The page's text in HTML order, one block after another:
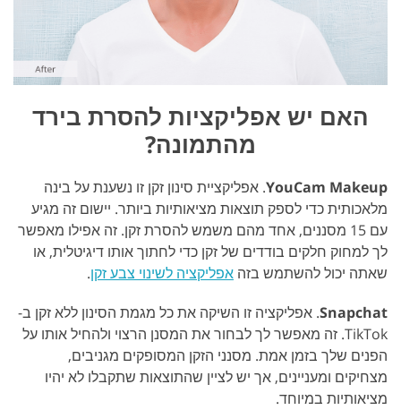
האם יש אפליקציות להסרת בירד
מהתמונה?
YouCam Makeup. אפליקציית סינון זקן זו נשענת על בינה
מלאכותית כדי לספק תוצאות מציאותיות ביותר. יישום זה מגיע
עם 15 מסננים, אחד מהם משמש להסרת זקן. זה אפילו מאפשר
לך למחוק חלקים בודדים של זקן כדי לחתוך אותו דיגיטלית, או
שאתה יכול להשתמש בזה אפליקציה לשינוי צבע זקן.
Snapchat. אפליקציה זו השיקה את כל מגמת הסינון ללא זקן ב-
TikTok. זה מאפשר לך לבחור את המסנן הרצוי ולהחיל אותו על
הפנים שלך בזמן אמת. מסנני הזקן המסופקים מגניבים,
מצחיקים ומעניינים, אך יש לציין שהתוצאות שתקבלו לא יהיו
מציאותיות במיוחד.